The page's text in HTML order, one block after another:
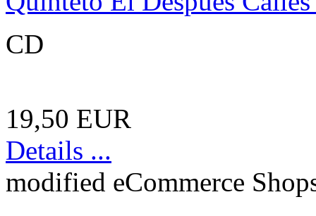
CD
19,50 EUR
Details ...
modified eCommerce